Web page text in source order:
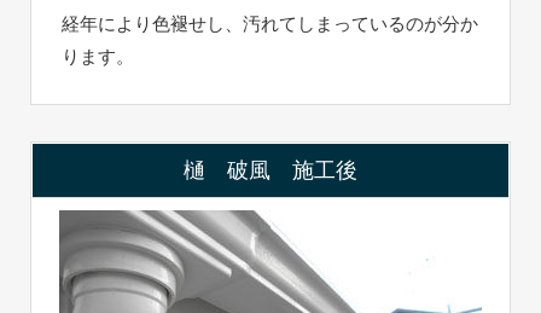
経年により色褪せし、汚れてしまっているのが分か
ります。
樋 破風 施工後